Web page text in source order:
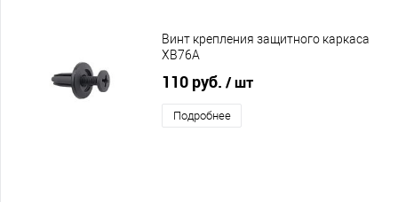
Винт крепления защитного каркаса
XB76A
110 руб. / шт
Подробнее